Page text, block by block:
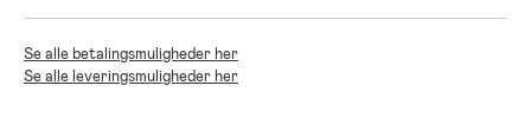
Se alle betalingsmuligheder her
Se alle leveringsmuligheder her